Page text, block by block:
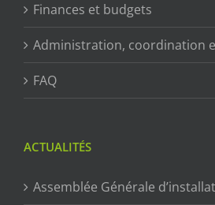
Finances et budgets
Administration, coordination
FAQ
ACTUALITÉS
Assemblée Générale